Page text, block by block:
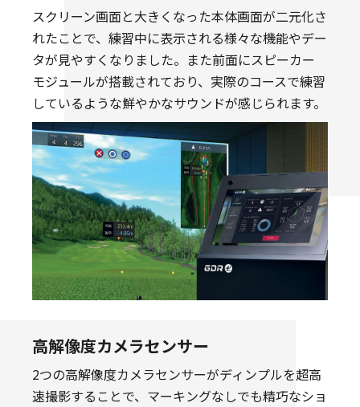
スクリーン画面と大きくなった本体画面が二元化さ
れたことで、練習中に表示される様々な機能やデー
タが見やすくなりました。また前面にスピーカー
モジュールが搭載されており、実際のコースで練習
しているような鮮やかなサウンドが感じられます。
高解像度カメラセンサー
2つの高解像度カメラセンサーがディンプルを超高
速撮影することで、マーキングなしでも精巧なショ